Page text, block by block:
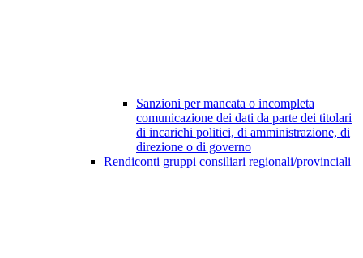
Sanzioni per mancata o incompleta
comunicazione dei dati da parte dei titolari
di incarichi politici, di amministrazione, di
direzione o di governo
Rendiconti gruppi consiliari regionali/provinciali